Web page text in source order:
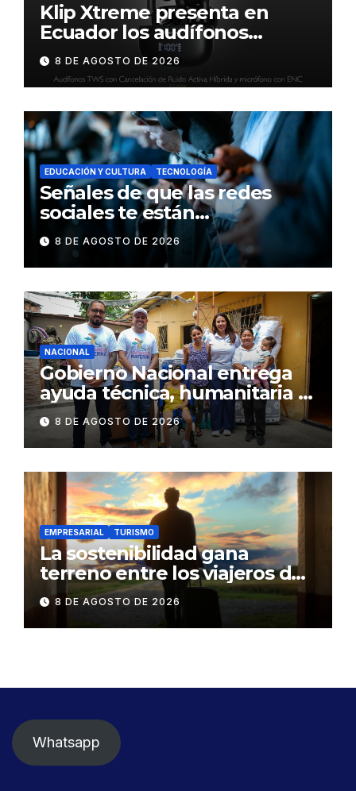
Klip Xtreme presenta en
Ecuador los audífonos
DynaBuds con sonido
inteligente y control táctil
8 DE AGOSTO DE 2026
EDUCACIÓN Y CULTURA TECNOLOGÍA
Señales de que las redes
sociales te están
consumiendo
8 DE AGOSTO DE 2026
NACIONAL
Gobierno Nacional entrega
ayuda técnica, humanitaria y
Bono Joaquín Gallegos Lara a
familia en situación de
vulnerabilidad
8 DE AGOSTO DE 2026
EMPRESARIAL TURISMO
La sostenibilidad gana
terreno entre los viajeros de
negocios
8 DE AGOSTO DE 2026
Whatsapp